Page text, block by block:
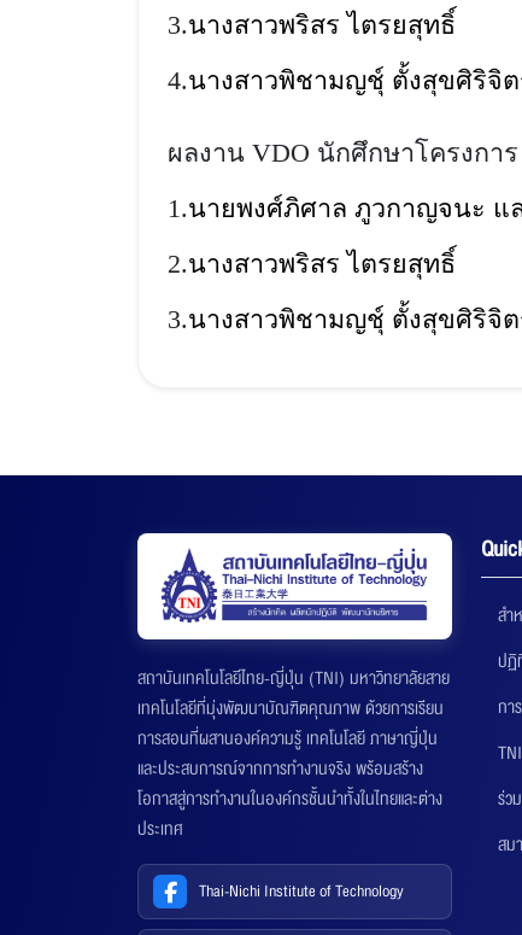
3.นางสาวพริสร ไตรยสุทธิ์
4.นางสาวพิชามญชุ์ ตั้งสุขศิริจิต
ผลงาน VDO นักศึกษาโครงกา
1.นายพงศ์ภิศาล ภูวกาญจนะ แ
2.นางสาวพริสร ไตรยสุทธิ์
3.นางสาวพิชามญชุ์ ตั้งสุขศิริจิต
สถาบันเทคโนโลยีไทย-ญี่ปุ่น (TNI) มหาวิทยาลัยสาย
เทคโนโลยีที่มุ่งพัฒนาบัณฑิตคุณภาพ ด้วยการเรียน
การสอนที่ผสานองค์ความรู้ เทคโนโลยี ภาษาญี่ปุ่น
และประสบการณ์จากการทำงานจริง พร้อมสร้าง
โอกาสสู่การทำงานในองค์กรชั้นนำทั้งในไทยและต่าง
ประเทศ
Thai-Nichi Institute of Technology
สำ
ปฏิ
กา
ร่ว
สม